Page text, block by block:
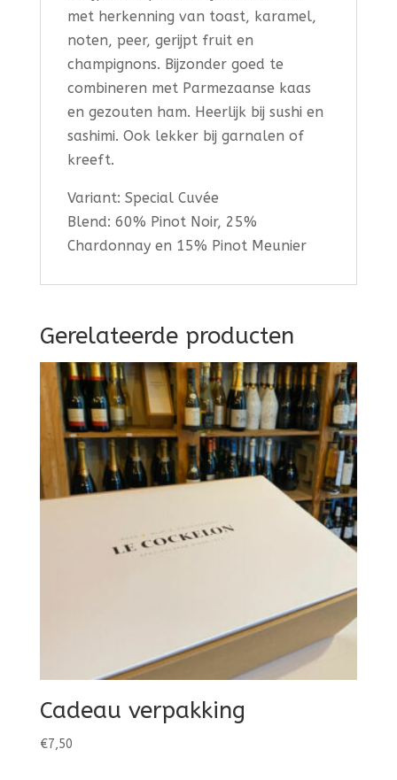
met herkenning van toast, karamel,
noten, peer, gerijpt fruit en
champignons. Bijzonder goed te
combineren met Parmezaanse kaas
en gezouten ham. Heerlijk bij sushi en
sashimi. Ook lekker bij garnalen of
kreeft.
Variant: Special Cuvée
Blend: 60% Pinot Noir, 25%
Chardonnay en 15% Pinot Meunier
Gerelateerde producten
Cadeau verpakking
€7,50